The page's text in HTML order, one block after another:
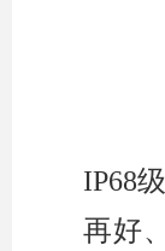
IP68
再好